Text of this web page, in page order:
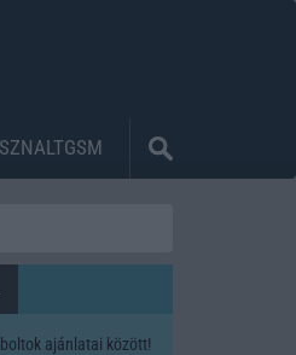
ajánlatai között!